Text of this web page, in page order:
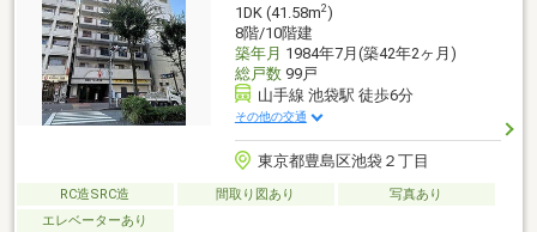
1DK (41.58m2)
8階/10階建
築年月 1984年7月(築42年2ヶ月)
総戸数99戸
山手線 池袋駅 徒歩6分
その他の交通
東京都豊島区池袋２丁目
RC造SRC造 間取り図あり
写真あり
エレベーターあり